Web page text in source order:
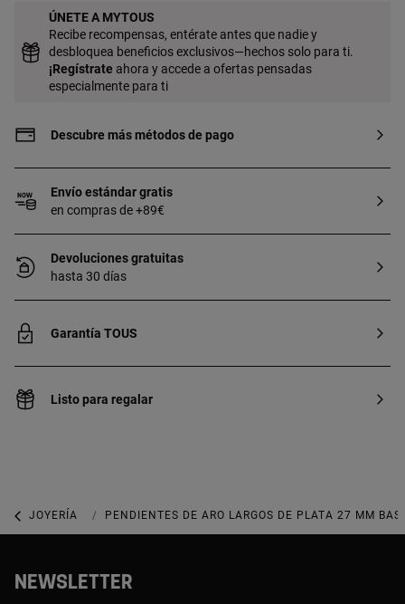
ÚNETE A MYTOUS
Recibe recompensas, entérate antes que nadie y
desbloquea beneficios exclusivos—hechos solo para ti.
¡Regístrate ahora y accede a ofertas pensadas
especialmente para ti
Descubre más métodos de pago
Envío estándar gratis
en compras de +89€
Devoluciones gratuitas
hasta 30 días
Garantía TOUS
Listo para regalar
JOYERÍA JOYAS DE PLATA 925
PENDIENTES DE ARO LARGOS DE PLATA 27 MM
NEWSLETTER